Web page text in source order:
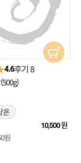
4.6후기 8
온
10,500원
원